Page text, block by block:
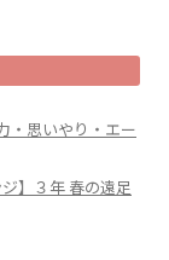
・思いやり・エー
】３年 春の遠足